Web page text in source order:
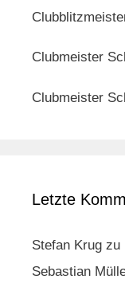
Clubmeister
Clubmeister
Letzte
Stefan Krug zu
Sebastian